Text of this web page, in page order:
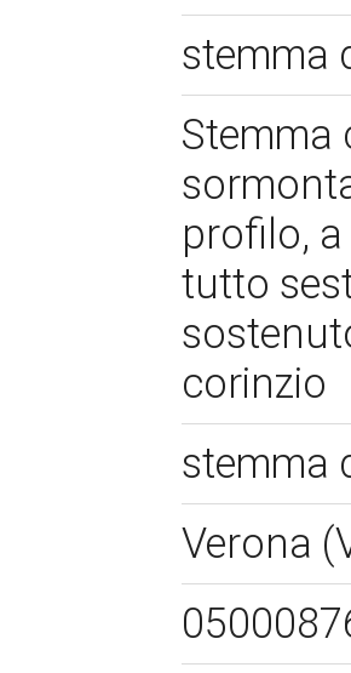
stemma
Stemma
profilo,
tutto
corinzio
stemma
Verona